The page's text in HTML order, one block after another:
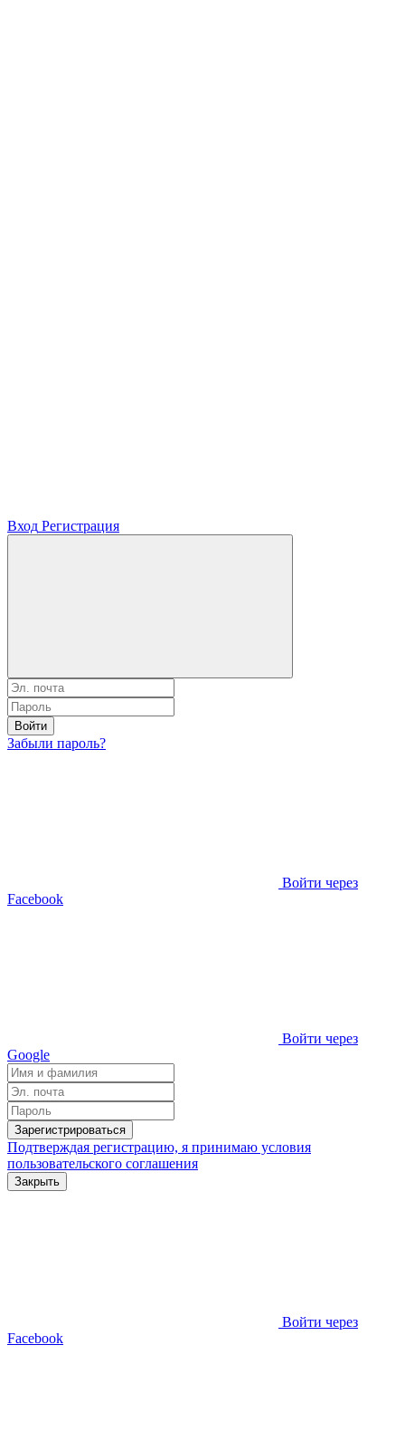
Вход Регистрация
Войти
Забыли пароль?
Войти через
Facebook
Войти через
Google
Зарегистрироваться
Подтверждая регистрацию, я принимаю условия
пользовательского соглашения
Закрыть
Войти через
Facebook